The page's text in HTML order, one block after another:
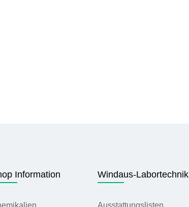
Information Windaus-Labortechnik